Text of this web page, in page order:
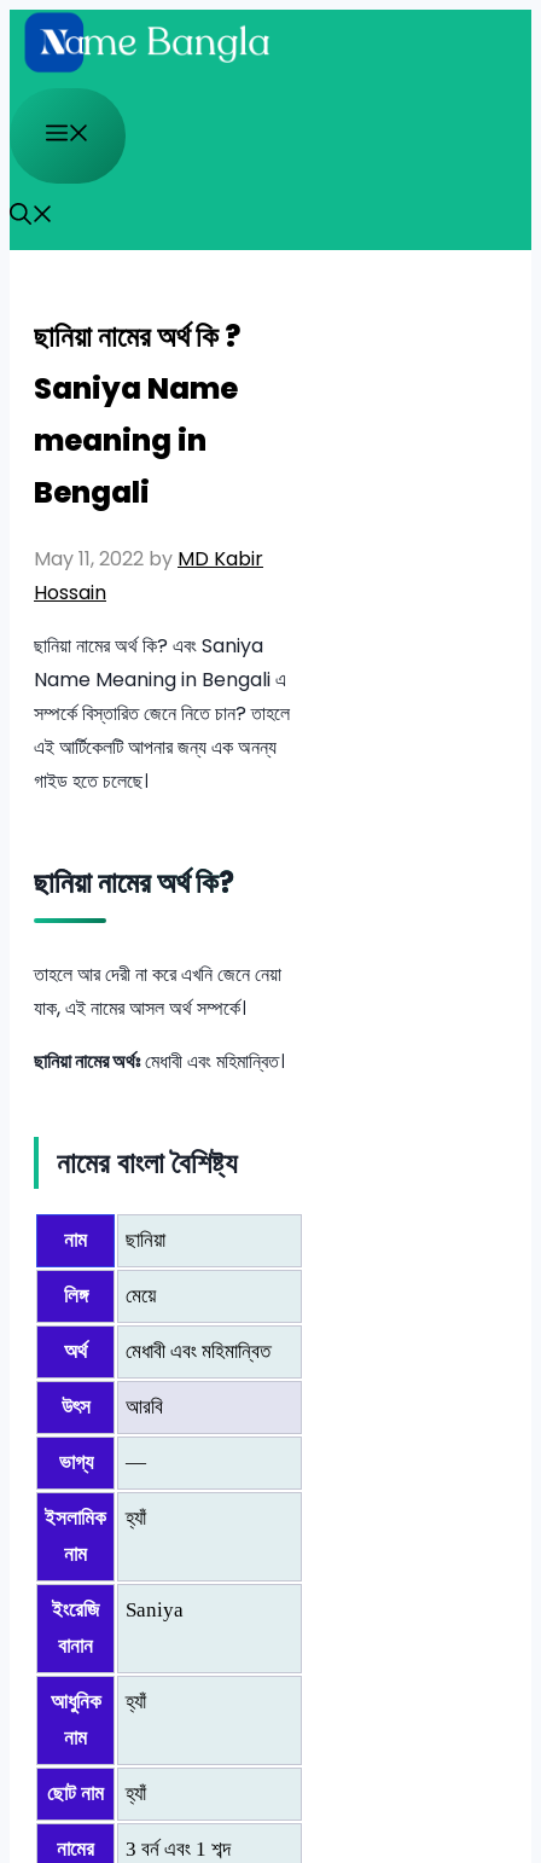
Skip
to
content
Menu
ছানিয়া নামের অর্থ কি ?
Saniya Name
meaning in
Bengali
May 11, 2022 by MD Kabir
Hossain
ছানিয়া নামের অর্থ কি? এবং Saniya
Name Meaning in Bengali এ
সম্পর্কে বিস্তারিত জেনে নিতে চান? তাহলে
এই আর্টিকেলটি আপনার জন্য এক অনন্য
গাইড হতে চলেছে।
ছানিয়া নামের অর্থ কি?
তাহলে আর দেরী না করে এখনি জেনে নেয়া
যাক, এই নামের আসল অর্থ সম্পর্কে।
ছানিয়া নামের অর্থঃমেধাবী এবং মহিমান্বিত।
নামের বাংলা বৈশিষ্ট্য
নাম ছানিয়া
লিঙ্গ মেয়ে
অর্থ মেধাবী এবং মহিমান্বিত
উৎস আরবি
ভাগ্য —
ইসলামিক
নাম
হ্যাঁ
ইংরেজি
বানান
Saniya
আধুনিক
নাম
হ্যাঁ
ছোট নাম হ্যাঁ
নামের
3 বর্ন এবং 1 শব্দ